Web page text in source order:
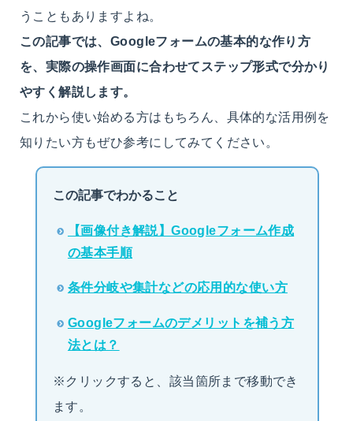
うこともありますよね。
この記事では、Googleフォームの基本的な作り方
を、実際の操作画面に合わせてステップ形式で分かり
やすく解説します。
これから使い始める方はもちろん、具体的な活用例を
知りたい方もぜひ参考にしてみてください。
この記事でわかること
【画像付き解説】Googleフォーム作成
の基本手順
条件分岐や集計などの応用的な使い方
Googleフォームのデメリットを補う方
法とは？
※クリックすると、該当箇所まで移動でき
ます。